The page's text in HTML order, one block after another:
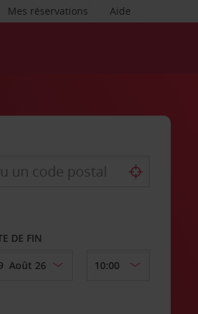
Aide
Mes réservations
DE FIN